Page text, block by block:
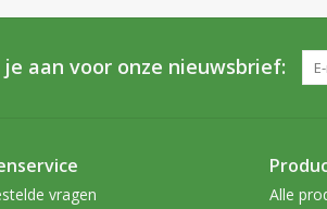
je aan voor onze nieuwsbrief:
vragen
Alle